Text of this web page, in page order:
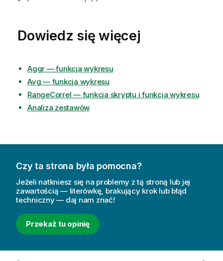
Dowiedz się więcej
Aggr — funkcja wykresu
Avg — funkcja wykresu
RangeCorrel — funkcja skryptu i funkcja wykresu
Analiza zestawów
Czy ta strona była pomocna?
Jeżeli natkniesz się na problemy z tą stroną lub jej
zawartością — literówkę, brakujący krok lub błąd
techniczny — daj nam znać!
Przekaż tu opinię